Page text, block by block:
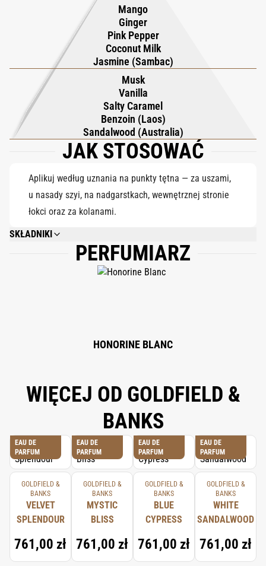
charakterze, które płynnie łączy się z miękką wanilią, słonym
karmelem, benzoesem i subtelnym piżmem. Dzięki 20%
zawartości naturalnych esencji i składników roślinnych Sunset
Hour to radosny, promienny zapach, który najlepiej smakuje o
zmierzchu.
Mango
Ginger
Pink Pepper
Coconut Milk
Jasmine (Sambac)
Musk
Vanilla
Salty Caramel
Benzoin (Laos)
Sandalwood (Australia)
JAK STOSOWAĆ
Aplikuj według uznania na punkty tętna — za uszami,
u nasady szyi, na nadgarstkach, wewnętrznej stronie
łokci oraz za kolanami.
SKŁADNIKI
ALCOHOL DENAT., PARFUM (FRAGRANCE), AQUA (WATER),
HYDROXYCITRONELLAL, LIMONENE, ETHYLHEXYL METHOXYCINNAMATE,
ALPHA-ISOMETHYL IONONE, BUTYL METHOXYDIBENZOYLMETHANE,
PERFUMIARZ
HONORINE BLANC
WIĘCEJ OD GOLDFIELD &
BANKS
EAU DE
PARFUM
GOLDFIELD &
BANKS
VELVET
SPLENDOUR
761,00 zł
EAU DE
PARFUM
GOLDFIELD &
BANKS
MYSTIC
BLISS
761,00 zł
EAU DE
PARFUM
GOLDFIELD &
BANKS
BLUE
CYPRESS
761,00 zł
EAU DE
PARFUM
GOLDFIELD &
BANKS
WHITE
SANDALWOOD
761,00 zł